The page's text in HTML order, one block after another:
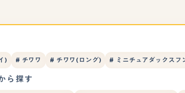
) # チワワ # チワワ(ロング) # ミニチュアダックスフ
ら探す